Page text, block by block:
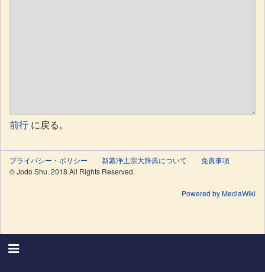
前行 に戻る。
プライバシー・ポリシー 新纂浄土宗大辞典について
免責事項
© Jodo Shu. 2018 All Rights Reserved.
Powered by MediaWiki